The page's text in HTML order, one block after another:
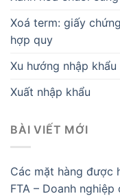
Xoá term: giấy
hợp quy
Xu hướng nhập
Xuất nhập khẩu
BÀI VIẾT MỚI
Các mặt hàng được
FTA – Doanh